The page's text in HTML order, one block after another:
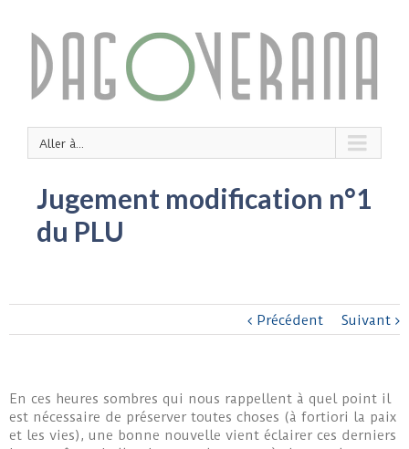
Aller à...
Jugement modification n°1
du PLU
Précédent Suivant
En ces heures sombres qui nous rappellent à quel point il
est nécessaire de préserver toutes choses (à fortiori la paix
et les vies), une bonne nouvelle vient éclairer ces derniers